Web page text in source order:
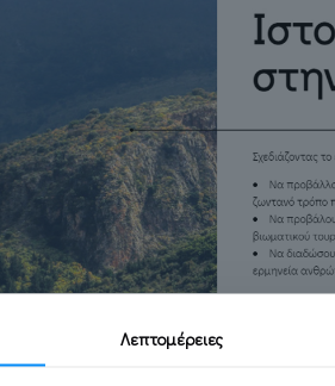
Ιστορίες Ερμηνείας στην
Λεπτομέρειες